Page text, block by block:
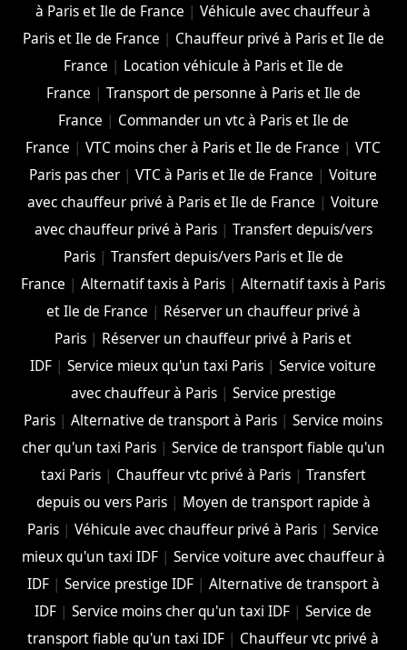
à Paris et Ile de France |Véhicule avec chauffeur à
Paris et Ile de France | Chauffeur privé à Paris et Ile de
France | Location véhicule à Paris et Ile de
France | Transport de personne à Paris et Ile de
France | Commander un vtc à Paris et Ile de
France |VTC moins cher à Paris et Ile de France |VTC
Paris pas cher |VTC à Paris et Ile de France |Voiture
avec chauffeur privé à Paris et Ile de France |Voiture
avec chauffeur privé à Paris| Transfert depuis/vers
Paris| Transfert depuis/vers Paris et Ile de
France |Alternatif taxis à Paris |Alternatif taxis à Paris
et Ile de France | Réserver un chauffeur privé à
Paris | Réserver un chauffeur privé à Paris et
IDF |Service mieux qu'un taxi Paris |Service voiture
avec chauffeur à Paris| Service prestige
Paris |Alternative de transport à Paris |Service moins
cher qu'un taxi Paris| Service de transport fiable qu'un
taxi Paris| Chauffeur vtc privé à Paris| Transfert
depuis ou vers Paris| Moyen de transport rapide à
Paris |Véhicule avec chauffeur privé à Paris |Service
mieux qu'un taxi IDF| Service voiture avec chauffeur à
IDF| Service prestige IDF| Alternative de transport à
IDF |Service moins cher qu'un taxi IDF |Service de
transport fiable qu'un taxi IDF | Chauffeur vtc privé à